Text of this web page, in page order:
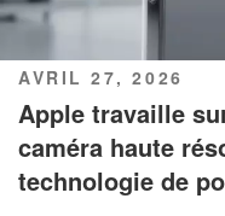
PUBLIÉ
LE
AVRIL 27, 2026
Apple travaille
caméra haute
technologie de